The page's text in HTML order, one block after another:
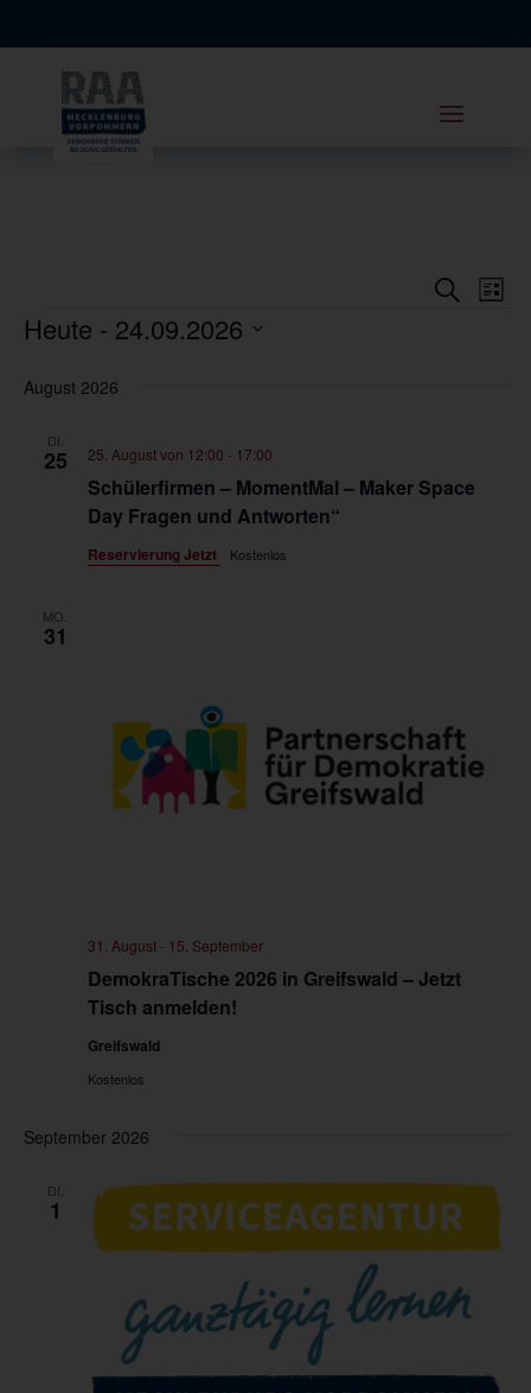
Suche Liste
Veranstaltungen
Heute - 24.09.2026
wählen.
August 2026
DI.
25
Schülerfirmen – MomentMal – Maker Space
Day Fragen und Antworten“
25. August von 12:00 - 17:00
Reservierung Jetzt Kostenlos
MO.
31
DemokraTische 2026 in Greifswald – Jetzt
Tisch anmelden!
31. August- 15. September
Greifswald
Kostenlos
September 2026
DI.
1